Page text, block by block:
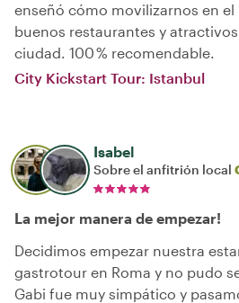
enseñó cómo movilizarnos en
buenos restaurantes y
ciudad. 100 % recomendable.
City Kickstart Tour: Istanbul
Isabel
Sobre el anfitrión local
La mejor manera de empezar!
Decidimos empezar nuestra
gastrotour en Roma y no pudo
Gabi fue muy simpático y